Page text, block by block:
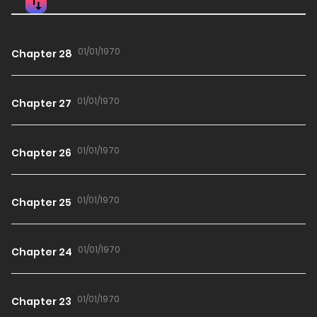
Chapter 28 01/01/1970
Chapter 27 01/01/1970
Chapter 26 01/01/1970
Chapter 25 01/01/1970
Chapter 24 01/01/1970
Chapter 23 01/01/1970